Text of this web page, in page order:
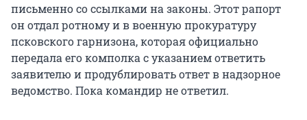
письменно со ссылками на законы. Этот рапорт
он отдал ротному и в военную прокуратуру
псковского гарнизона, которая официально
передала его комполка с указанием ответить
заявителю и продублировать ответ в надзорное
ведомство. Пока командир не ответил.